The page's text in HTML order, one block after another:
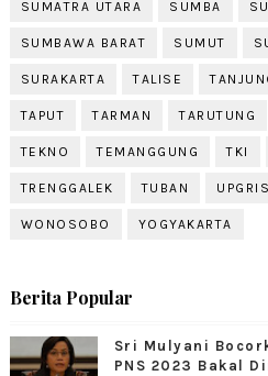
SUMATRA UTARA SUMBA
SUMBAWA BARAT SUMUT
SURAKARTA TALISE
TAPUT TARMAN TARUTUNG
TEKNO TEMANGGUNG TKI
TRENGGALEK TUBAN UPGRIS
WONOSOBO YOGYAKARTA
Berita Popular
Sri Mulyani
PNS 2023 Bakal